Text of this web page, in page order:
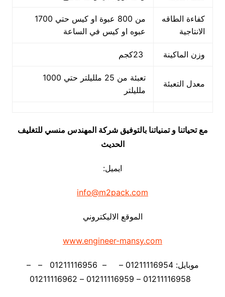
كفاءة الطاقه
الانتاجية
من 800 عبوة او كيس حتي 1700
عبوه او كيس في الساعة
وزن الماكينة
معدل التعبئة
تعبئة من 25 ملليلتر حتي 1000
ملليلتر
مع تحياتنا و تمنياتنا بالتوفيق شركة المهندس منسي للتغليف
الحديث
ايميل:
info@m2pack.com
الموقع الاليكتروني
www.engineer-mansy.com
موبايل: 01211116954 – – 01211116956 – –